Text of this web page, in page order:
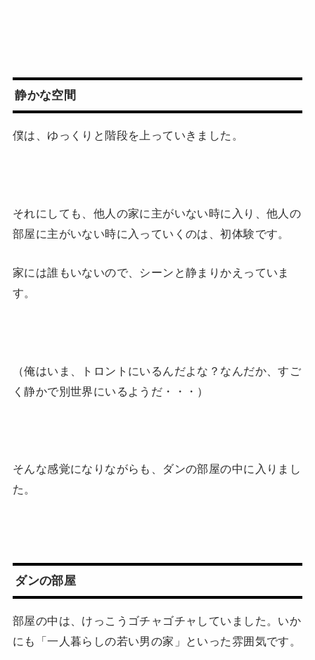
静かな空間
僕は、ゆっくりと階段を上っていきました。
それにしても、他人の家に主がいない時に入り、他人の
部屋に主がいない時に入っていくのは、初体験です。
家には誰もいないので、シーンと静まりかえっていま
す。
（俺はいま、トロントにいるんだよな？なんだか、すご
く静かで別世界にいるようだ・・・）
そんな感覚になりながらも、ダンの部屋の中に入りまし
た。
ダンの部屋
部屋の中は、けっこうゴチャゴチャしていました。いか
にも「一人暮らしの若い男の家」といった雰囲気です。